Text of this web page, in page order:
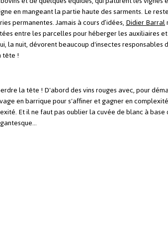
en mangeant la partie haute des sarments. Le
permanentes. Jamais à cours d’idées,Didier Barral
entre les parcelles pour héberger les auxiliaires
la nuit, dévorent beaucoup d'insectes responsables
tête !
la tête ! D'abord des vins rouges avec, pour
en barrique pour s'affiner et gagner en
Et il ne faut pas oublier la cuvée de blanc à